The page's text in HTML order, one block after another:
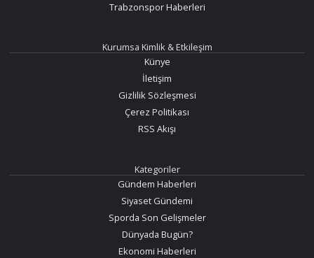
Trabzonspor Haberleri
Kurumsa Kimlik & Etkileşim
Künye
İletişim
Gizlilik Sözleşmesi
Çerez Politikası
RSS Akışı
Kategoriler
Gündem Haberleri
Siyaset Gündemi
Sporda Son Gelişmeler
Dünyada Bugün?
Ekonomi Haberleri